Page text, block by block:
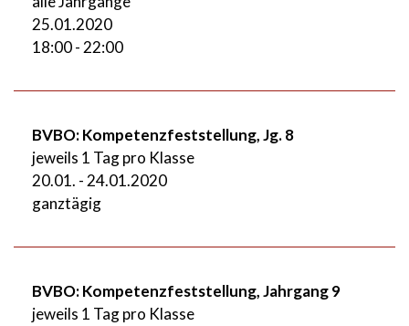
25.01.2020
18:00 - 22:00
BVBO: Kompetenzfeststellung, Jg. 8
jeweils 1 Tag pro Klasse
20.01. - 24.01.2020
ganztägig
BVBO: Kompetenzfeststellung, Jahrgang 9
jeweils 1 Tag pro Klasse